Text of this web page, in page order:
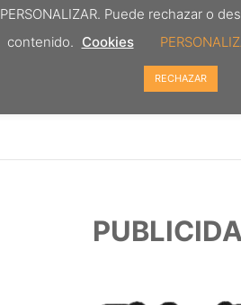
PERSONALIZAR. Puede rechazar o
contenido. Cookies
RECHAZAR